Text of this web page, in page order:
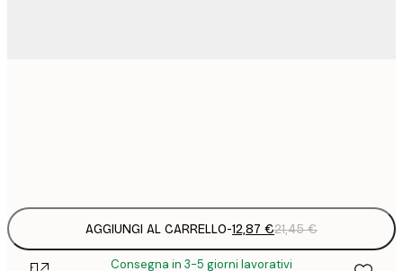
AGGIUNGI AL CARRELLO-12,87 €21,45 €
Consegna in 3-5 giorni lavorativi